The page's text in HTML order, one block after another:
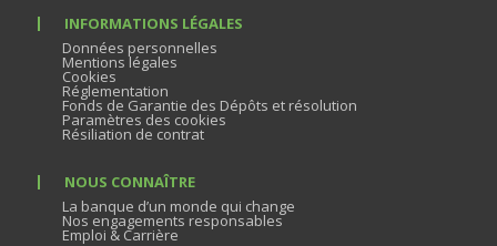
INFORMATIONS LÉGALES
Données personnelles
Mentions légales
Cookies
Réglementation
Fonds de Garantie des Dépôts et résolution
Paramètres des cookies
Résiliation de contrat
NOUS CONNAÎTRE
La banque d’un monde qui change
Nos engagements responsables
Emploi & Carrière